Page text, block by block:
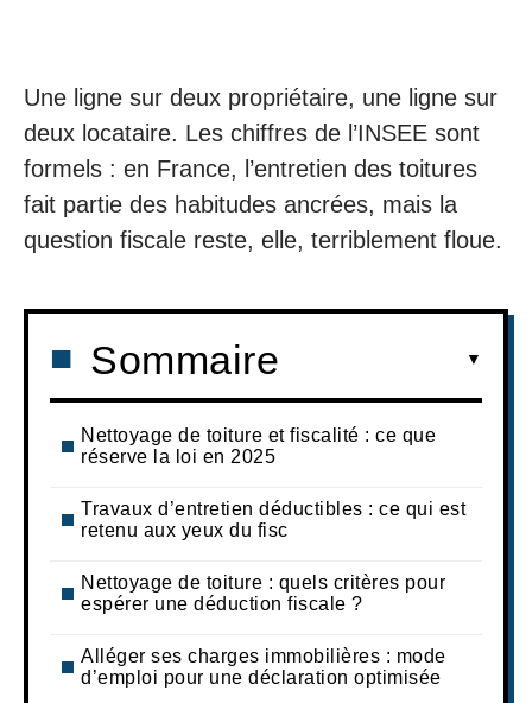
Une ligne sur deux propriétaire, une ligne sur
deux locataire. Les chiffres de l’INSEE sont
formels : en France, l’entretien des toitures
fait partie des habitudes ancrées, mais la
question fiscale reste, elle, terriblement floue.
Sommaire
Nettoyage de toiture et fiscalité : ce que
réserve la loi en 2025
Travaux d’entretien déductibles : ce qui est
retenu aux yeux du fisc
Nettoyage de toiture : quels critères pour
espérer une déduction fiscale ?
Alléger ses charges immobilières : mode
d’emploi pour une déclaration optimisée